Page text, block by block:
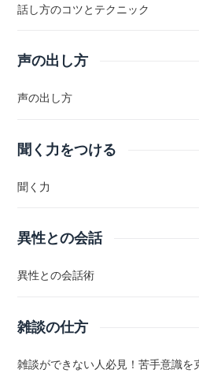
話し方のコツとテクニック
声の出し方
声の出し方
聞く力をつける
聞く力
異性との会話
異性との会話術
雑談の仕方
雑談ができない人必見！苦手意識を